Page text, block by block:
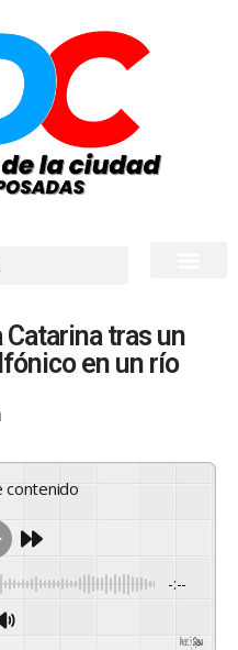
Catarina tras un
en un río
contenido
-:--
GSpeech